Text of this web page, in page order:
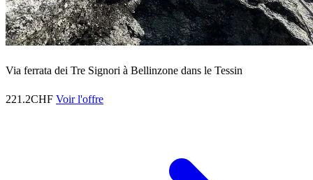
Via ferrata dei Tre Signori à Bellinzone dans le Tessin
221.2CHF Voir l'offre